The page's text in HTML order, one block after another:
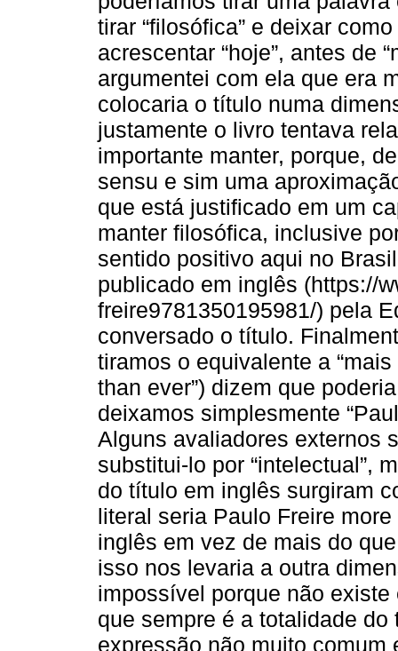
tirar “filosófica” e deixar
acrescentar “hoje”, antes de
argumentei com ela que era
colocaria o título numa
justamente o livro tentava
importante manter, porque,
sensu e sim uma
que está justificado em um
manter filosófica, inclusive
sentido positivo aqui no
publicado em inglês (https://
freire9781350195981/) pela
conversado o título.
tiramos o equivalente a
than ever”) dizem que
deixamos simplesmente
Alguns avaliadores externos
substitui-lo por “intelectual”,
do título em inglês surgiram
literal seria Paulo Freire
inglês em vez de mais do
isso nos levaria a outra
impossível porque não
que sempre é a totalidade
expressão não muito